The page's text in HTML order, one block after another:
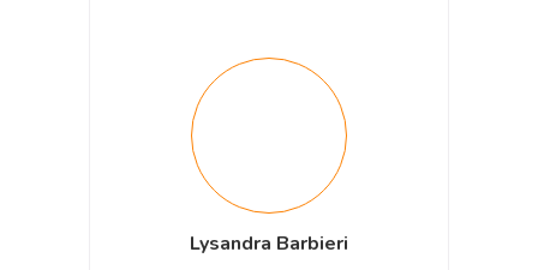
Lysandra Barbieri